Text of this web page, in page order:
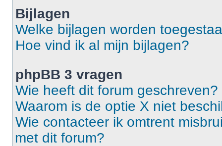
Bijlagen
Welke bijlagen worden
Hoe vind ik al mijn bijlagen?
phpBB 3 vragen
Wie heeft dit forum geschreven?
Waarom is de optie X niet
Wie contacteer ik omtrent
met dit forum?